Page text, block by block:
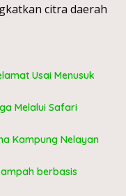
citra daerah
Usai Menusuk
Melalui Safari
Kampung Nelayan
berbasis